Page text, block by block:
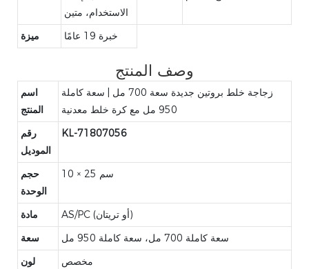
الاستخدام، متين
ميزة خبرة 19 عامًا
وصف المنتج
اسم
المنتج
زجاجة خلط بروتين جديدة سعة 700 مل | سعة كاملة
950 مل مع كرة خلط معدنية
رقم
الموديل
KL-71807056
حجم
الوحدة
10 × 25 سم
مادة
AS/PC (أو تريتان)
سعة
سعة كاملة 700 مل، سعة كاملة 950 مل
لون
مخصص